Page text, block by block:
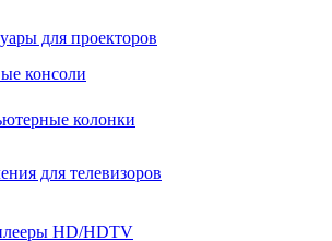
для проекторов
консоли
колонки
для телевизоров
HD/HDTV